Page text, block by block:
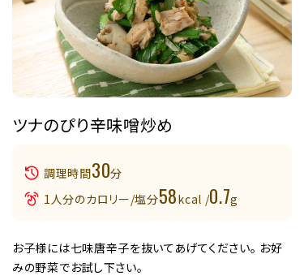
ツナのぴり辛味噌炒め
調理時間30分
1人分のカロリー/塩分58kcal /0.7g
お子様には七味唐辛子を抜いてあげてください。 お好
みの野菜でお試し下さい。